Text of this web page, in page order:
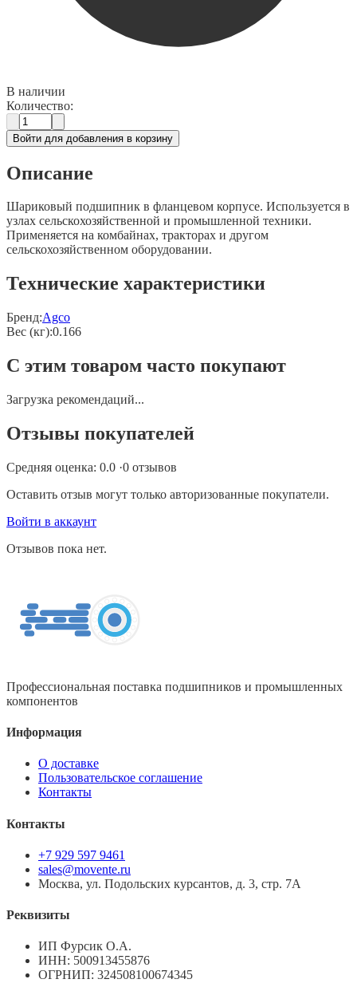
В наличии
Количество:
Войти для добавления в корзину
Описание
Шариковый подшипник в фланцевом корпусе. Используется в
узлах сельскохозяйственной и промышленной техники.
Применяется на комбайнах, тракторах и другом
сельскохозяйственном оборудовании.
Технические характеристики
Бренд:Agco
Вес (кг):0.166
С этим товаром часто покупают
Загрузка рекомендаций...
Отзывы покупателей
Средняя оценка: 0.0 ·0 отзывов
Оставить отзыв могут только авторизованные покупатели.
Войти в аккаунт
Отзывов пока нет.
Профессиональная поставка подшипников и промышленных
компонентов
Информация
О доставке
Пользовательское соглашение
Контакты
Контакты
+7 929 597 9461
sales@movente.ru
Москва, ул. Подольских курсантов, д. 3, стр. 7А
Реквизиты
ИП Фурсик О.А.
ИНН: 500913455876
ОГРНИП: 324508100674345